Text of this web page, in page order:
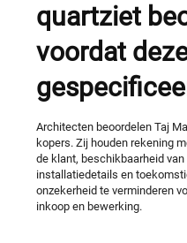
quartziet
voordat
Architecten beoordelen Taj
kopers. Zij houden rekening
de klant, beschikbaarheid
installatiedetails en
onzekerheid te verminderen
inkoop en bewerking.